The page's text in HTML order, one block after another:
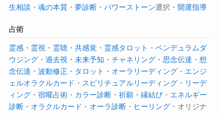
生相談 ・ 魂の本質・ 夢診断・ パワーストーン選択・ 開運指導
占術
霊感・ 霊視 ・ 霊聴・ 共感覚 ・ 霊感タロット ・ ペンデュラムダ
ウジング・ 過去視 ・ 未来予知 ・ チャネリング・ 思念伝達 ・ 想
念伝達 ・ 波動修正 ・ タロット ・ オーラ リーディング・ エンジ
ェルオラクルカード ・ スピリチュアルリーディング・ リーデ
ィング・ 宿曜占術・ カラー診断・ 祈願・ 縁結び・ エネルギー
診断・ オラクルカード ・ オーラ診断・ ヒーリング・オリジナ